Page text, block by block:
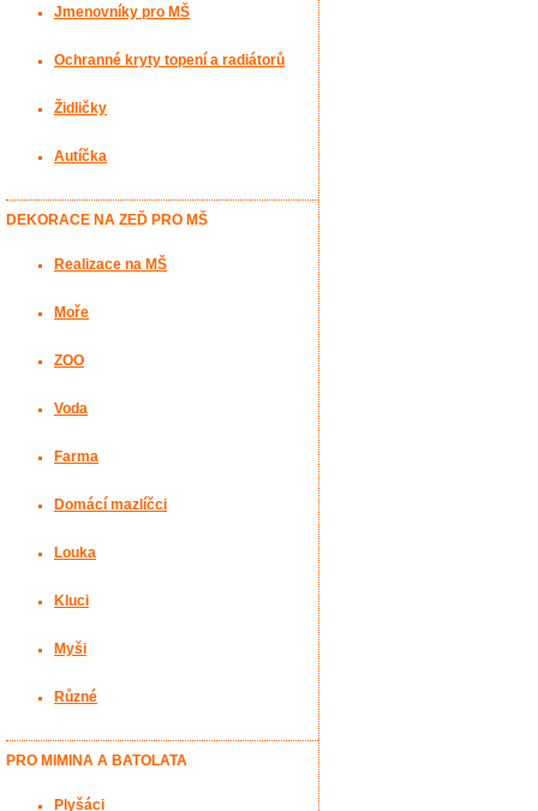
Jmenovníky pro MŠ
Ochranné kryty topení a radiátorů
Židličky
Autíčka
DEKORACE NA ZEĎ PRO MŠ
Realizace na MŠ
Moře
ZOO
Voda
Farma
Domácí mazlíčci
Louka
Kluci
Myši
Různé
PRO MIMINA A BATOLATA
Plyšáci